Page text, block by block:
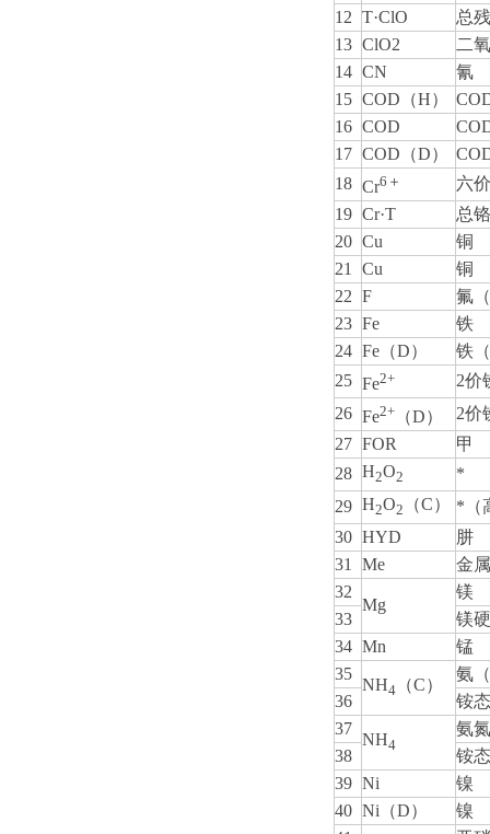
12 T·ClO
总
13 ClO2
二
14 CN
氰
15 COD（H）
16 COD
17 COD（D）
18 Cr6＋
六
19 Cr·T
总铬
20 Cu
铜
21
Cu
铜
22 F
氟
23 Fe
铁
24 Fe（D）
铁
25 Fe2+
2价
26 Fe2+ （D）
2价
27 FOR
甲
28 H2O2
*
29 H2O2 （C）
*（
30 HYD
肼
31
Me
金
32
Mg
镁
33
镁
34 Mn
锰
35
NH4 （C）
氨
36
铵
37
NH4
氨氮
38
铵
39 Ni
镍
40 Ni（D）
镍